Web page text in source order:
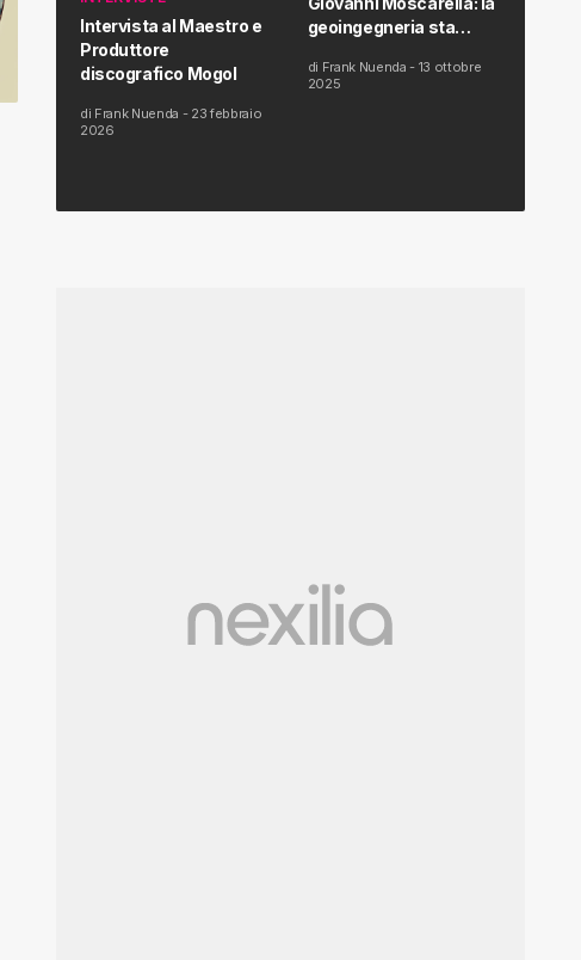
Intervista al Maestro e
Produttore
discografico Mogol
di Frank Nuenda - 23 febbraio
2026
geoingegneria sta
salute dell’uomo
di Frank Nuenda - 13 ottobre
2025